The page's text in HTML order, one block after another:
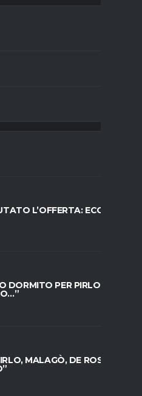
L’OFFERTA: ECCO
DORMITO PER PIRLO.
MALAGÒ, DE ROSSI E